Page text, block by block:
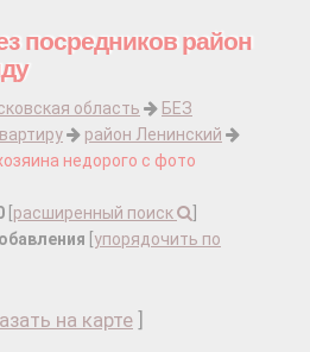
посредников район
область
БЕЗ
район Ленинский
недорого с фото
расширенный поиск
упорядочить по
на карте